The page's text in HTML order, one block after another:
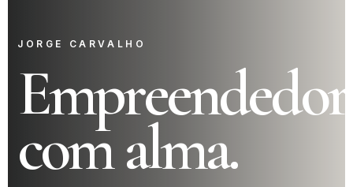
JORGE CARVALHO
com alma.